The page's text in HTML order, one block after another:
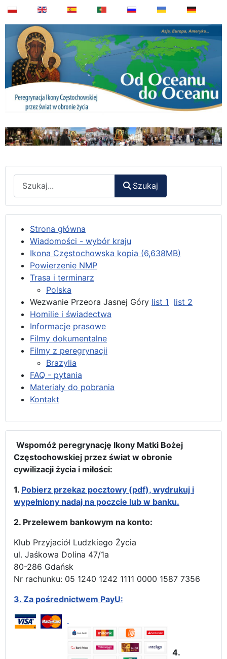
Szukaj
Strona główna
Wiadomości - wybór kraju
Ikona Częstochowska kopia (6,638MB)
Powierzenie NMP
Trasa i terminarz
Polska
Wezwanie Przeora Jasnej Góry list 1 list 2
Homilie i świadectwa
Informacje prasowe
Filmy dokumentalne
Filmy z peregrynacji
Brazylia
FAQ - pytania
Materiały do pobrania
Kontakt
Wspomóż peregrynację Ikony Matki Bożej
Częstochowskiej przez świat w obronie
cywilizacji życia i miłości:
1. Pobierz przekaz pocztowy (pdf), wydrukuj i
wypełniony nadaj na poczcie lub w banku.
2. Przelewem bankowym na konto:
Klub Przyjaciół Ludzkiego Życia
ul. Jaśkowa Dolina 47/1a
80-286 Gdańsk
Nr rachunku: 05 1240 1242 1111 0000 1587 7356
3. Za pośrednictwem PayU:
4.